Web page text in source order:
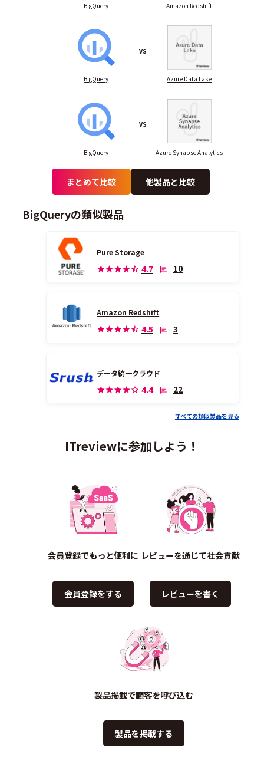
BigQuery Amazon Redshift
BigQuery
VS
Azure Data Lake
BigQuery
VS
Azure Synapse Analytics
まとめて比較 他製品と比較
BigQueryの類似製品
Pure Storage
4.7 10
Amazon Redshift
4.5 3
データ統一クラウド
4.4 22
すべての類似製品を見る
ITreviewに参加しよう！
会員登録でもっと便利に
会員登録をする
レビューを通じて社会貢献
レビューを書く
製品掲載で顧客を呼び込む
製品を掲載する